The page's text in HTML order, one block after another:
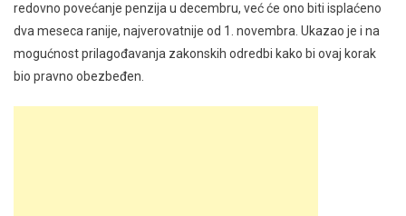
redovno povećanje penzija u decembru, već će ono biti isplaćeno
dva meseca ranije, najverovatnije od 1. novembra. Ukazao je i na
mogućnost prilagođavanja zakonskih odredbi kako bi ovaj korak
bio pravno obezbeđen.